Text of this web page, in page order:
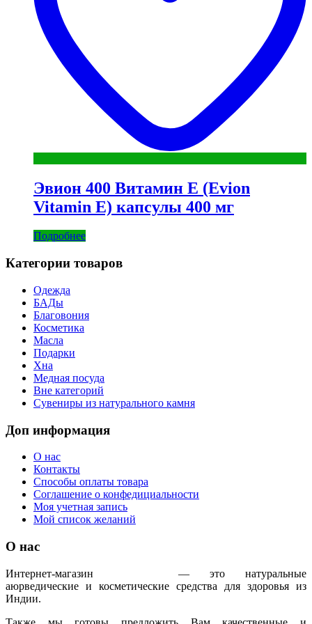
Эвион 400 Витамин E (Evion
Vitamin E) капсулы 400 мг
Подробнее
Категории товаров
Одежда
БАДы
Благовония
Косметика
Масла
Подарки
Хна
Медная посуда
Вне категорий
Сувениры из натурального камня
Доп информация
О нас
Контакты
Способы оплаты товара
Соглашение о конфедициальности
Моя учетная запись
Мой список желаний
О нас
Интернет-магазин
— это натуральные
аюрведические и косметические средства для здоровья из
Индии.